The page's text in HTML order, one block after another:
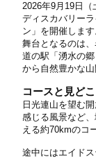
2026年9月19日
ディスカバリー
ン」を開催します
舞台となるのは
道の駅「湧水の
から自然豊かな
コースと見ど
日光連山を望む
感じる風景など
える約70kmのコ
途中にはエイド